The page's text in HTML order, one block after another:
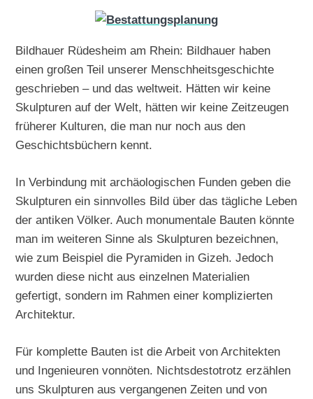
Bildhauer Rüdesheim am Rhein: Bildhauer haben
einen großen Teil unserer Menschheitsgeschichte
geschrieben – und das weltweit. Hätten wir keine
Skulpturen auf der Welt, hätten wir keine Zeitzeugen
früherer Kulturen, die man nur noch aus den
Geschichtsbüchern kennt.
In Verbindung mit archäologischen Funden geben die
Skulpturen ein sinnvolles Bild über das tägliche Leben
der antiken Völker. Auch monumentale Bauten könnte
man im weiteren Sinne als Skulpturen bezeichnen,
wie zum Beispiel die Pyramiden in Gizeh. Jedoch
wurden diese nicht aus einzelnen Materialien
gefertigt, sondern im Rahmen einer komplizierten
Architektur.
Für komplette Bauten ist die Arbeit von Architekten
und Ingenieuren vonnöten. Nichtsdestotrotz erzählen
uns Skulpturen aus vergangenen Zeiten und von